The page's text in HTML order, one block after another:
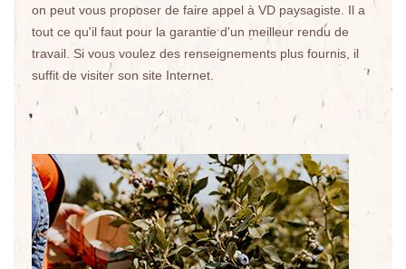
on peut vous proposer de faire appel à VD paysagiste. Il a
tout ce qu'il faut pour la garantie d'un meilleur rendu de
travail. Si vous voulez des renseignements plus fournis, il
suffit de visiter son site Internet.